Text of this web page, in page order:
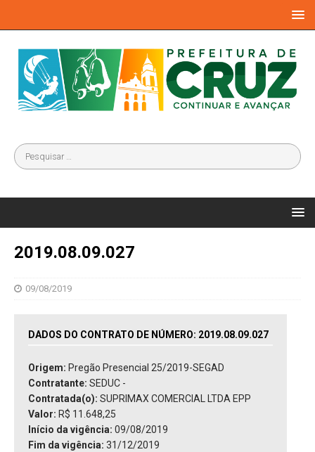
2019.08.09.027
09/08/2019
DADOS DO CONTRATO DE NÚMERO: 2019.08.09.027
Origem: Pregão Presencial 25/2019-SEGAD
Contratante: SEDUC -
Contratada(o): SUPRIMAX COMERCIAL LTDA EPP
Valor: R$ 11.648,25
Início da vigência: 09/08/2019
Fim da vigência: 31/12/2019